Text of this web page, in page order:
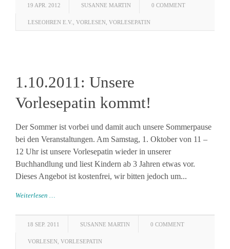
19 APR. 2012 SUSANNE MARTIN 0 COMMENT
LESEOHREN E.V. VORLESEN VORLESEPATIN
1.10.2011: Unsere
Vorlesepatin kommt!
Der Sommer ist vorbei und damit auch unsere Sommerpause
bei den Veranstaltungen. Am Samstag, 1. Oktober von 11 –
12 Uhr ist unsere Vorlesepatin wieder in unserer
Buchhandlung und liest Kindern ab 3 Jahren etwas vor.
Dieses Angebot ist kostenfrei, wir bitten jedoch um...
Weiterlesen …
18 SEP. 2011 SUSANNE MARTIN 0 COMMENT
VORLESEN VORLESEPATIN